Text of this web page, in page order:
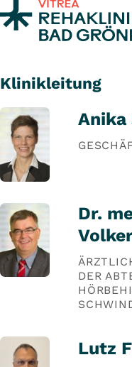
Zum Inhalt springen
Klinikleitung
Dr.
DER
Lutz